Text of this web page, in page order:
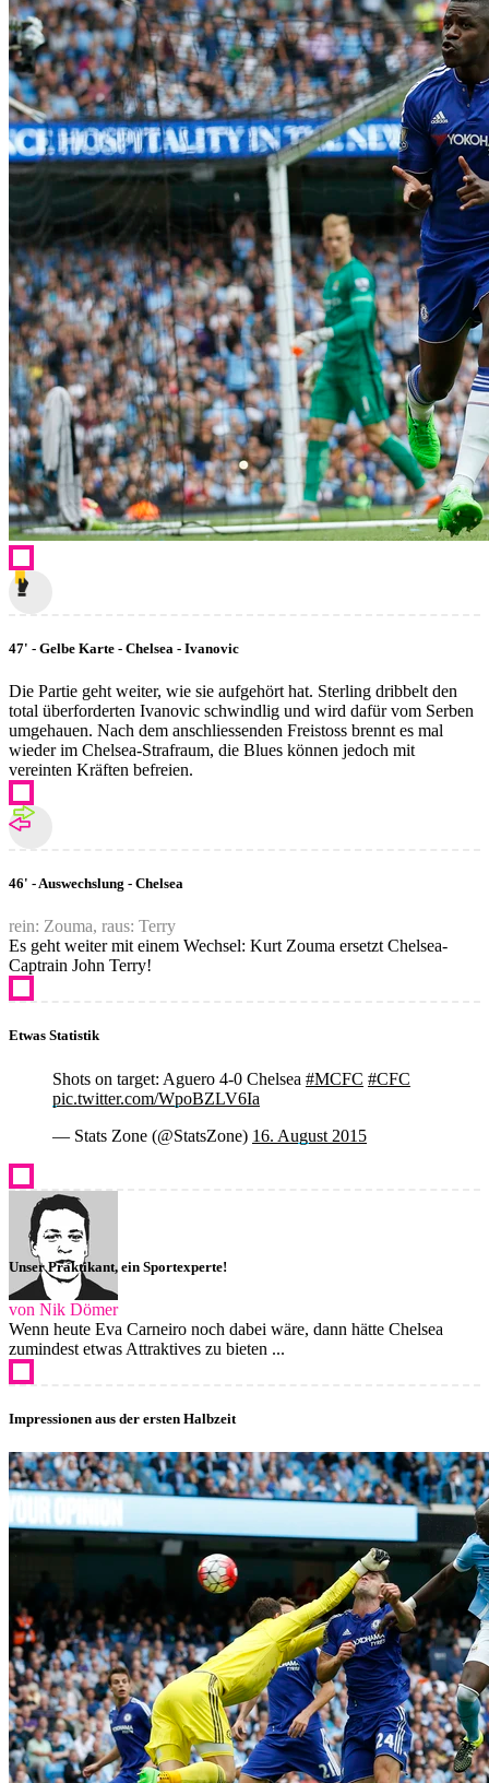
47' - Gelbe Karte - Chelsea - Ivanovic
Die Partie geht weiter, wie sie aufgehört hat. Sterling dribbelt den
total überforderten Ivanovic schwindlig und wird dafür vom Serben
umgehauen. Nach dem anschliessenden Freistoss brennt es mal
wieder im Chelsea-Strafraum, die Blues können jedoch mit
vereinten Kräften befreien.
46' - Auswechslung - Chelsea
rein: Zouma, raus: Terry
Es geht weiter mit einem Wechsel: Kurt Zouma ersetzt Chelsea-
Captrain John Terry!
Etwas Statistik
Shots on target: Aguero 4-0 Chelsea #MCFC #CFC
pic.twitter.com/WpoBZLV6Ia
— Stats Zone (@StatsZone) 16. August 2015
Unser Praktikant, ein Sportexperte!
von Nik Dömer
Wenn heute Eva Carneiro noch dabei wäre, dann hätte Chelsea
zumindest etwas Attraktives zu bieten ...
Impressionen aus der ersten Halbzeit